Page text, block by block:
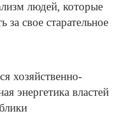
людей, которые
за свое старательное
хозяйственно-
энергетика властей